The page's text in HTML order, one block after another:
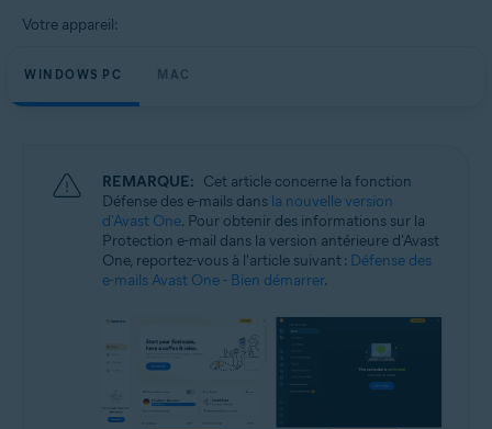
Avast One
Votre appareil:
WINDOWS PC MAC
REMARQUE: Cet article concerne la fonction
Défense des e-mails dans la nouvelle version
d'Avast One. Pour obtenir des informations sur la
Protection e-mail dans la version antérieure d'Avast
One, reportez-vous à l'article suivant : Défense des
e-mails Avast One - Bien démarrer.